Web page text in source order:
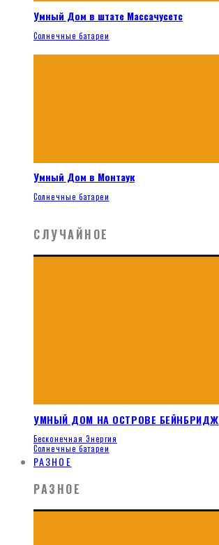
Умный Дом в штате Массачусетс
Солнечные батареи
Умный Дом в Монтаук
Солнечные батареи
СЛУЧАЙНОЕ
УМНЫЙ ДОМ НА ОСТРОВЕ БЕЙНБРИДЖ
Бесконечная Энергия
Солнечные батареи
РАЗНОЕ
РАЗНОЕ